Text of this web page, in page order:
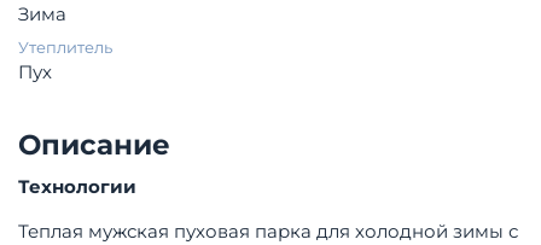
Зима
Утеплитель
Пух
Описание
Технологии
Теплая мужская пуховая парка для холодной зимы с